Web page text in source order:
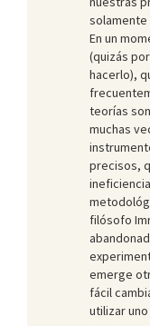
solamente
En un
(quizás
hacerlo),
teorías
muchas
precisos,
filósofo
emerge
fácil
utilizar